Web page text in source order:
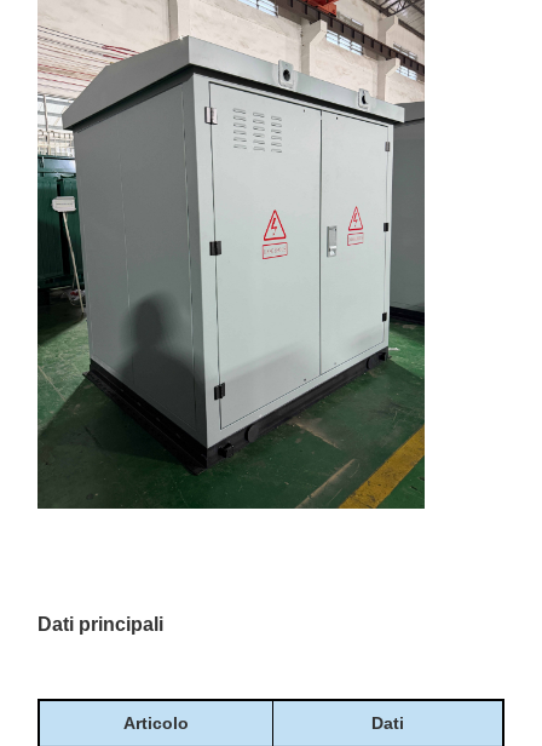
Dati principali
Articolo Dati